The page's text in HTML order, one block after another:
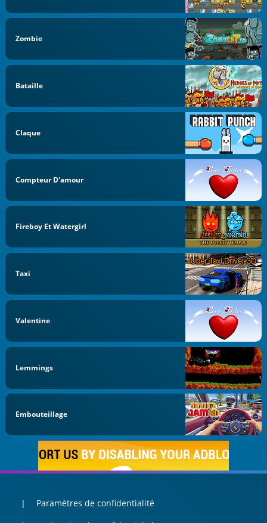
Zombie
Bataille
Claque
Compteur D'amour
Fireboy Et Watergirl
Taxi
Valentine
Lemmings
Embouteillage
Paramètres de confidentialité